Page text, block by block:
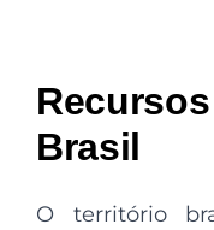
Brasil
O território